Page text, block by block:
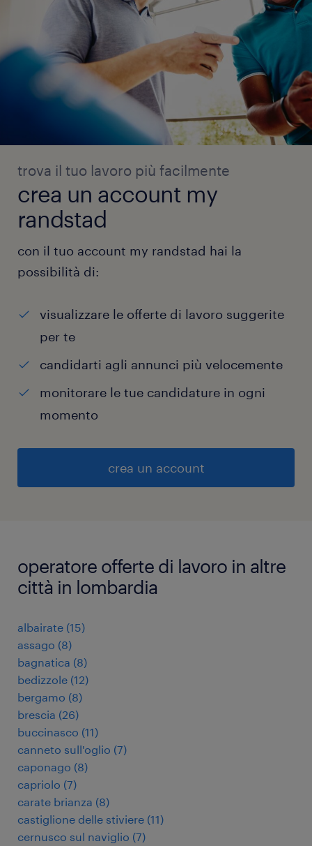
trova il tuo lavoro più facilmente
crea un account my
randstad
con il tuo account my randstad hai la
possibilità di:
visualizzare le offerte di lavoro suggerite
per te
candidarti agli annunci più velocemente
monitorare le tue candidature in ogni
momento
crea un account
operatore offerte di lavoro in altre
città in lombardia
albairate (15)
assago (8)
bagnatica (8)
bedizzole (12)
bergamo (8)
brescia (26)
buccinasco (11)
canneto sull'oglio (7)
caponago (8)
capriolo (7)
carate brianza (8)
castiglione delle stiviere (11)
cernusco sul naviglio (7)